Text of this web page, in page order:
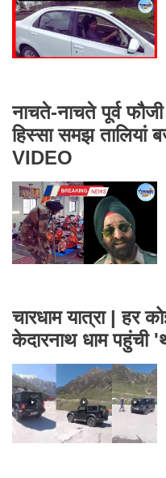
नाचते-नाचते पूर्व
हिस्सा समझ तालियां
VIDEO
चारधाम यात्रा | हर
केदारनाथ धाम